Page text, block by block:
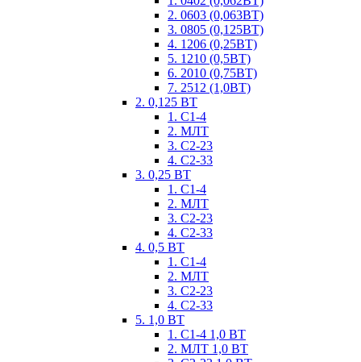
2. 0603 (0,063ВТ)
3. 0805 (0,125ВТ)
4. 1206 (0,25ВТ)
5. 1210 (0,5ВТ)
6. 2010 (0,75ВТ)
7. 2512 (1,0ВТ)
2. 0,125 ВТ
1. С1-4
2. МЛТ
3. С2-23
4. С2-33
3. 0,25 ВТ
1. С1-4
2. МЛТ
3. С2-23
4. С2-33
4. 0,5 ВТ
1. С1-4
2. МЛТ
3. С2-23
4. С2-33
5. 1,0 ВТ
1. С1-4 1,0 ВТ
2. МЛТ 1,0 ВТ